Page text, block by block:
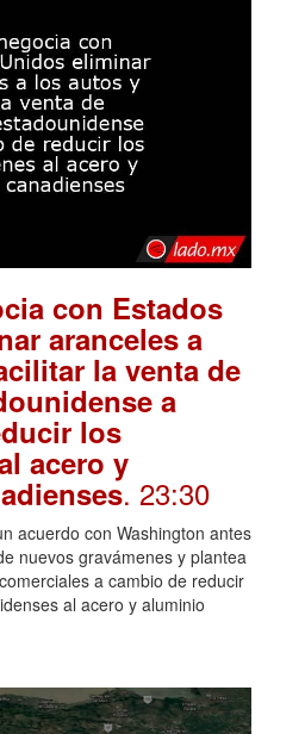
con Estados
aranceles a
la venta de
a
los
acero y
. 23:30
acuerdo con Washington antes
nuevos gravámenes y plantea
a cambio de reducir
al acero y aluminio